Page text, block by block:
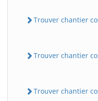
Trouver chantier
Trouver chantier
Trouver chantier